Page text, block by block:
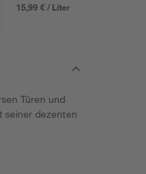
15,99 € / Liter
Türen und
seiner dezenten